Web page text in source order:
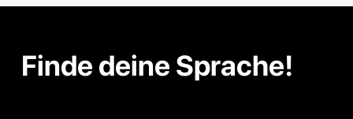
Finde deine Sprache!